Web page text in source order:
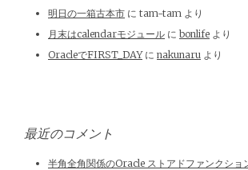
明日の一箱古本市 に tam-tam より
月末はcalendarモジュール に bonlife より
OracleでFIRST_DAYに nakunaru より
最近のコメント
半角全角関係のOracle ストアドファンクショ